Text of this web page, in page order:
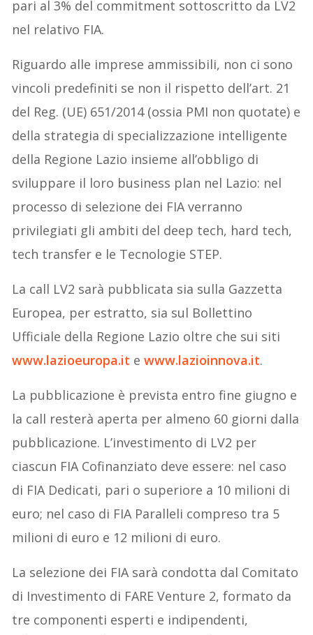
pari al 3% del commitment sottoscritto da LV2
nel relativo FIA.
Riguardo alle imprese ammissibili, non ci sono
vincoli predefiniti se non il rispetto dell’art. 21
del Reg. (UE) 651/2014 (ossia PMI non quotate) e
della strategia di specializzazione intelligente
della Regione Lazio insieme all’obbligo di
sviluppare il loro business plan nel Lazio: nel
processo di selezione dei FIA verranno
privilegiati gli ambiti del deep tech, hard tech,
tech transfer e le Tecnologie STEP.
La call LV2 sarà pubblicata sia sulla Gazzetta
Europea, per estratto, sia sul Bollettino
Ufficiale della Regione Lazio oltre che sui siti
www.lazioeuropa.it ewww.lazioinnova.it.
La pubblicazione è prevista entro fine giugno e
la call resterà aperta per almeno 60 giorni dalla
pubblicazione. L’investimento di LV2 per
ciascun FIA Cofinanziato deve essere: nel caso
di FIA Dedicati, pari o superiore a 10 milioni di
euro; nel caso di FIA Paralleli compreso tra 5
milioni di euro e 12 milioni di euro.
La selezione dei FIA sarà condotta dal Comitato
di Investimento di FARE Venture 2, formato da
tre componenti esperti e indipendenti,